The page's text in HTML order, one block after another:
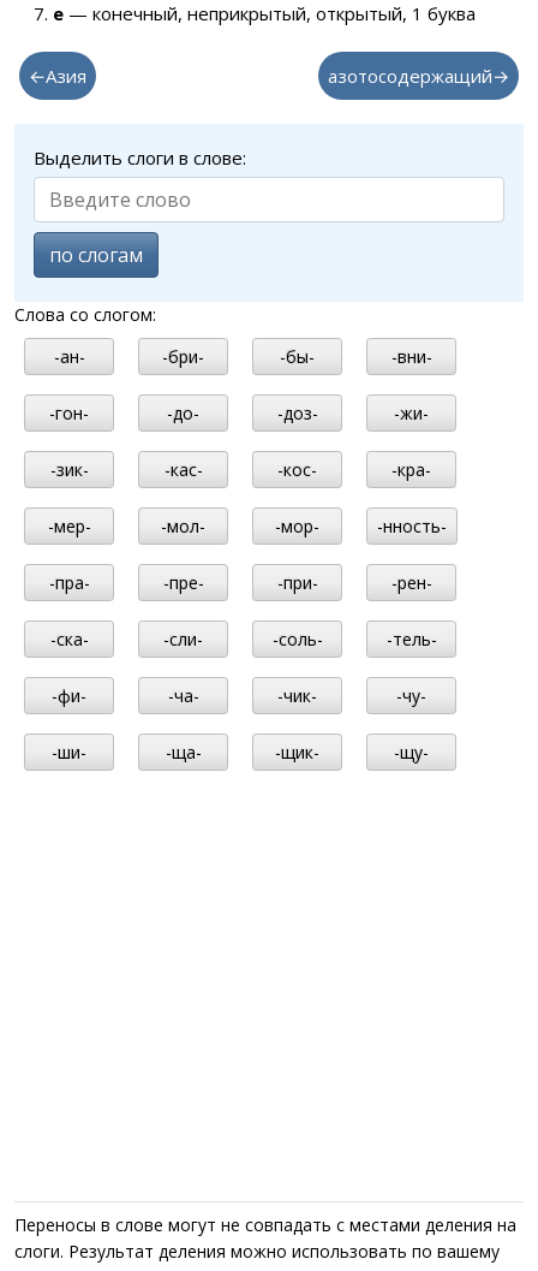
е — конечный, неприкрытый, открытый, 1 буква
←Азия азотосодержащий→
Выделить слоги в слове:
по слогам
Слова со слогом:
-ан-
-бри- -бы- -вни-
-гон- -до- -доз- -жи-
-зик- -кас- -кос- -кра-
-мер- -мол- -мор- -нность-
-пра- -пре- -при- -рен-
-ска- -сли- -соль- -тель-
-фи- -ча- -чик- -чу-
-ши- -ща- -щик- -щу-
Переносы в слове могут не совпадать с местами деления на
слоги. Результат деления можно использовать по вашему